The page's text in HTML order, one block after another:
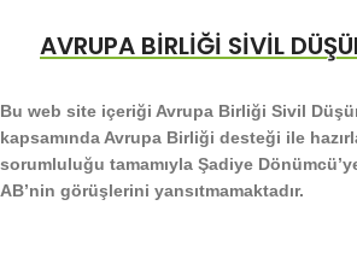
AVRUPA BİRLİĞİ SİVİL
Bu web site içeriği Avrupa Birliği Sivil
kapsamında Avrupa Birliği desteği ile
sorumluluğu tamamıyla Şadiye
AB’nin görüşlerini yansıtmamaktadır.